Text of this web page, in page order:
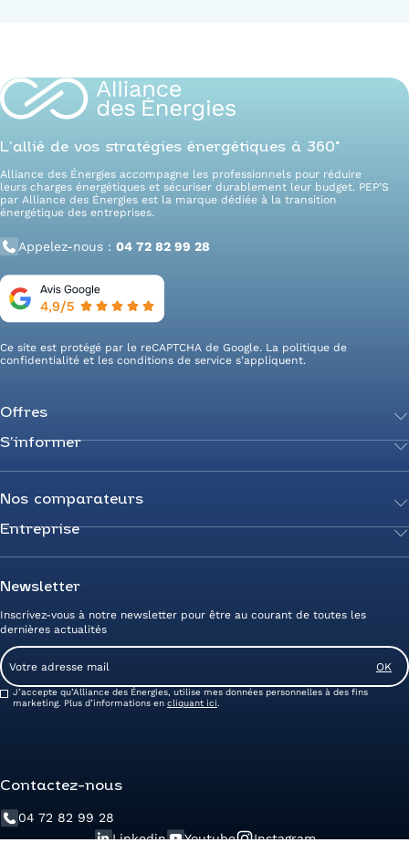
L’allié de vos stratégies énergétiques à 360°
Alliance des Énergies accompagne les professionnels pour réduire
leurs charges énergétiques et sécuriser durablement leur budget. PEP’S
par Alliance des Énergies est la marque dédiée à la transition
énergétique des entreprises.
Appelez-nous : 04 72 82 99 28
Ce site est protégé par le reCAPTCHA de Google. La politique de
confidentialité et les conditions de service s’appliquent.
Offres
Achetez votre énergie
Transition énergétique
Secteurs d’expertise
Optimisez vos taxes et compteurs
Mix énergie
Efficacité énergétique
Photovoltaïque
Energy Management
Entreprise zéro carbone
S’informer
Actualités
Guides de l’énergie
Livres blancs
Nos comparateurs
Comparateur Électricité
Comparateur Gaz
Prix du Gaz
Entreprise
Nous rejoindre
Devenez Partenaire
Avis clients Alliance des Energies
Contactez-nous
Service client
Newsletter
Inscrivez-vous à notre newsletter pour être au courant de toutes les
dernières actualités
Consent
J’accepte qu’Alliance des Énergies, utilise mes données personnelles à des fins
marketing. Plus d’informations en cliquant ici.
Email
Contactez-nous
04 72 82 99 28
Linkedin
Youtube
Instagram